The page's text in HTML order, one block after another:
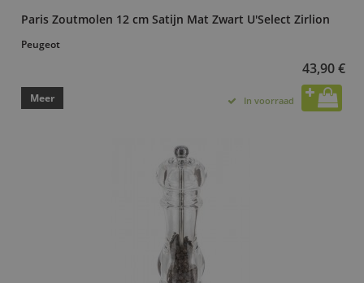
Paris Zoutmolen 12 cm Satijn Mat Zwart U'Select Zirlion
Peugeot
43,90 €
Meer In voorraad